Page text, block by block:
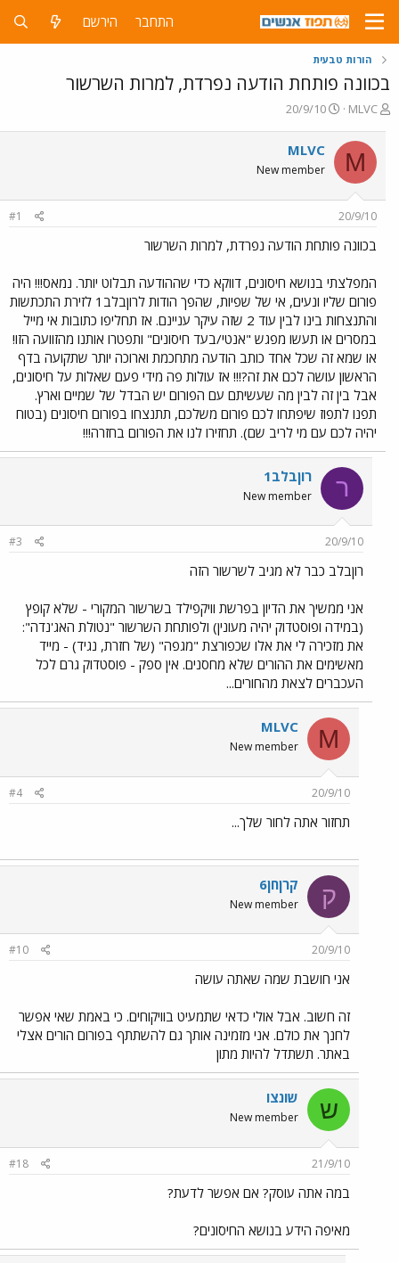
התחבר הירשם
הורות טבעית
בכוונה פותחת הודעה נפרדת, למרות השרשור
פ
ח
ה
ו
ש
MLVC
פ
ס
ם
ת
20/9/10
M
MLVC
New member
20/9/10
#1
בכוונה פותחת הודעה נפרדת, למרות השרשור
המפלצתי בנושא חיסונים, דווקא כדי שההודעה תבלוט יותר. נמאס!!! היה
פורום שליו ונעים, אי של שפיות, שהפך הודות לרוןבלב1 לזירת התכתשות
והתנצחות בינו לבין עוד 2 שזה עיקר עניינם. אז תחליפו כתובות אי מייל
במסרים או תעשו מפגש "אנטי/בעד חיסונים" ותפטרו אותנו מהזוועה הזו!
או שמא זה שכל אחד כותב הודעה מתחכמת וארוכה יותר שתקועה בדף
הראשון עושה לכם את זה?!!! אז עולות פה מידי פעם שאלות על חיסונים,
אבל בין זה לבין מה שעשיתם עם הפורום יש הבדל של שמיים וארץ.
תפנו לתפוז שיפתחו לכם פורום משלכם, תתנצחו בפורום חיסונים (בטוח
יהיה לכם עם מי לריב שם). תחזירו לנו את הפורום בחזרה!!!
ר רוןבלב1
New member
20/9/10
#3
רוןבלב כבר לא מגיב לשרשור הזה
אני ממשיך את הדיון בפרשת וויקפילד בשרשור המקורי - שלא קופץ
(במידה ופוסטדוק יהיה מעונין) ולפותחת השרשור "נטולת האג'נדה":
את מזכירה לי את אלו שכפורצת "מגפה" (של חזרת, נגיד) - מייד
מאשימים את ההורים שלא מחסנים. אין ספק - פוסטדוק גרם לכל
העכברים לצאת מהחורים...
M
MLVC
New member
20/9/10
#4
תחזור אתה לחור שלך...
ק קרןחן6
New member
20/9/10
#10
אני חושבת שמה שאתה עושה
זה חשוב. אבל אולי כדאי שתמעיט בוויקוחים. כי באמת שאי אפשר
לחנך את כולם. אני מזמינה אותך גם להשתתף בפורום הורים אצלי
באתר. תשתדל להיות מתון
ש שונצו
New member
21/9/10
#18
במה אתה עוסק? אם אפשר לדעת?
מאיפה הידע בנושא החיסונים?